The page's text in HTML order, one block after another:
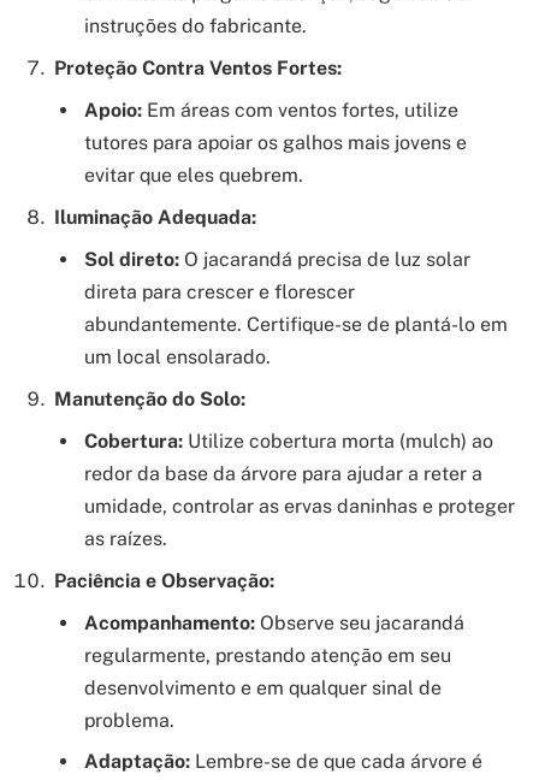
instruções do fabricante.
Proteção Contra Ventos Fortes:
Apoio: Em áreas com ventos fortes, utilize
tutores para apoiar os galhos mais jovens e
evitar que eles quebrem.
Iluminação Adequada:
Sol direto: O jacarandá precisa de luz solar
direta para crescer e florescer
abundantemente. Certifique-se de plantá-lo em
um local ensolarado.
Manutenção do Solo:
Cobertura: Utilize cobertura morta (mulch) ao
redor da base da árvore para ajudar a reter a
umidade, controlar as ervas daninhas e proteger
as raízes.
Paciência e Observação:
Acompanhamento: Observe seu jacarandá
regularmente, prestando atenção em seu
desenvolvimento e em qualquer sinal de
problema.
Adaptação: Lembre-se de que cada árvore é